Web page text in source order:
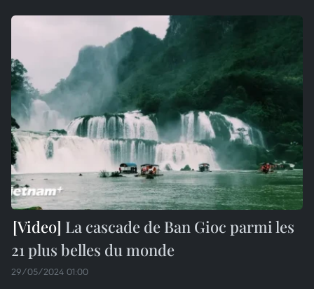
La cascade de Ban Gioc parmi les
21 plus belles du monde
29/05/2024 01:00